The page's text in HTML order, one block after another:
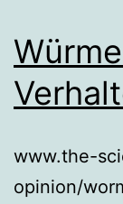
www.the-
opinion/